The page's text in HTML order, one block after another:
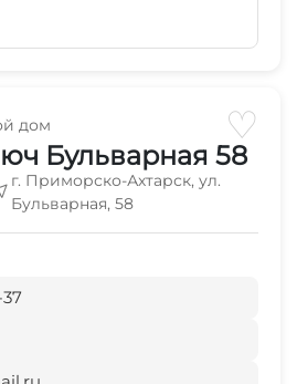
дом ♡
Бульварная 58
г. Приморско-Ахтарск, ул.
Бульварная, 58